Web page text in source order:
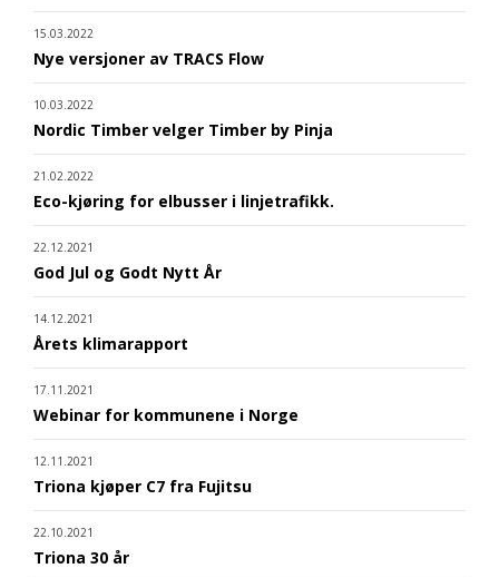
15.03.2022
Nye versjoner av TRACS Flow
10.03.2022
Nordic Timber velger Timber by Pinja
21.02.2022
Eco-kjøring for elbusser i linjetrafikk.
22.12.2021
God Jul og Godt Nytt År
14.12.2021
Årets klimarapport
17.11.2021
Webinar for kommunene i Norge
12.11.2021
Triona kjøper C7 fra Fujitsu
22.10.2021
Triona 30 år